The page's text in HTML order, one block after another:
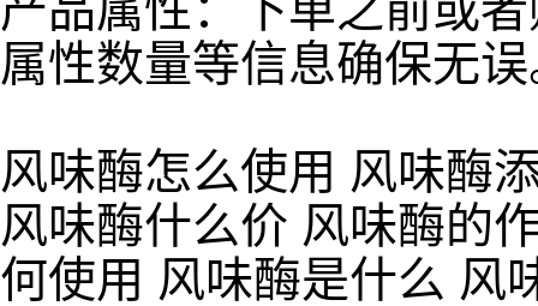
属性数量等信息确保无
风味酶怎么使用 风味酶
风味酶什么价 风味酶的
何使用 风味酶是什么 风